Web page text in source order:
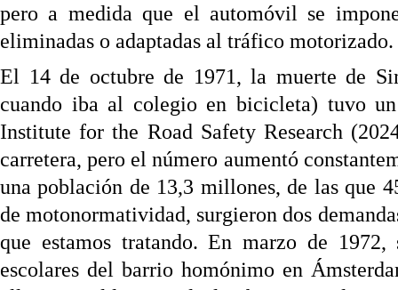
pero a medida que el automóvil se
eliminadas o adaptadas al tráfico motorizado.
El 14 de octubre de 1971, la muerte de
cuando iba al colegio en bicicleta) tuvo
Institute for the Road Safety Research
carretera, pero el número aumentó
una población de 13,3 millones, de las que
de motonormatividad, surgieron dos
que estamos tratando. En marzo de
escolares del barrio homónimo en